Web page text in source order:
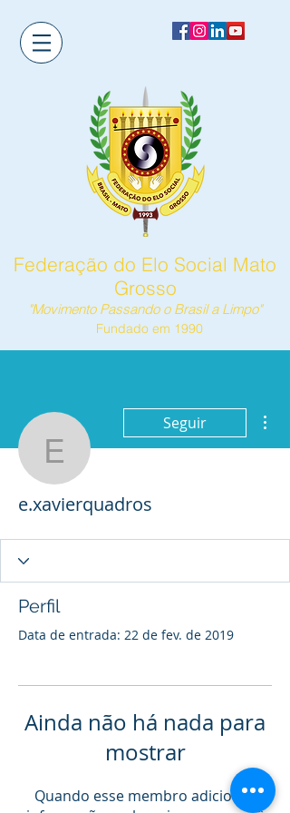
Federação do Elo Social Mato
Grosso
"Movimento Passando o Brasil a Limpo"
Fundado em 1990
e.xavierquadros
Seguir
e.xavierquadros
Perfil
Data de entrada: 22 de fev. de 2019
Ainda não há nada para
mostrar
Quando esse membro adicionar